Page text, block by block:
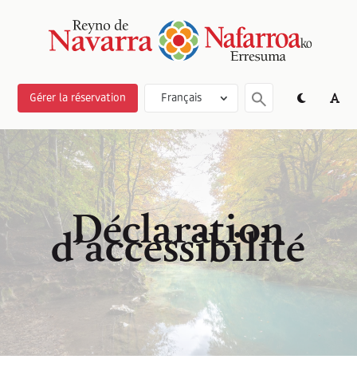
Gérer la réservation Français
Déclaration
d’accessibilité